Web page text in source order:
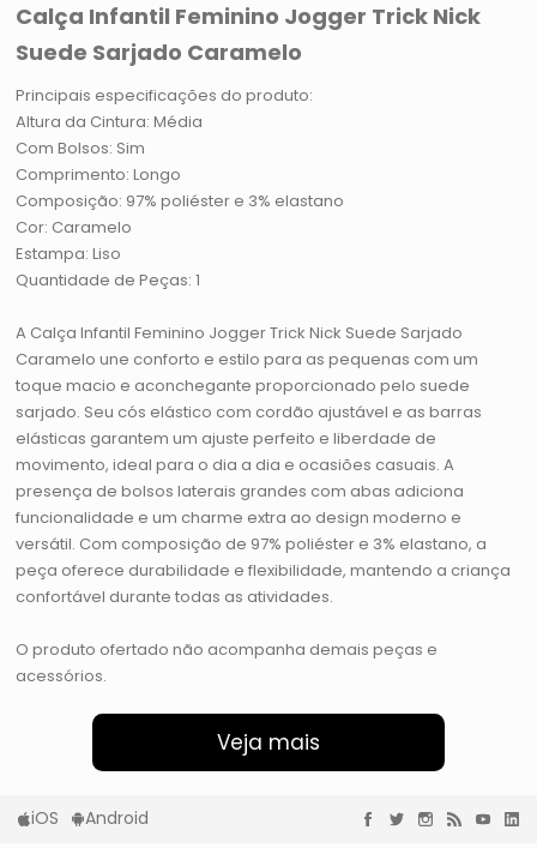
Calça Infantil Feminino Jogger Trick Nick
Suede Sarjado Caramelo
Principais especificações do produto:
Altura da Cintura: Média
Com Bolsos: Sim
Comprimento: Longo
Composição: 97% poliéster e 3% elastano
Cor: Caramelo
Estampa: Liso
Quantidade de Peças: 1
A Calça Infantil Feminino Jogger Trick Nick Suede Sarjado
Caramelo une conforto e estilo para as pequenas com um
toque macio e aconchegante proporcionado pelo suede
sarjado. Seu cós elástico com cordão ajustável e as barras
elásticas garantem um ajuste perfeito e liberdade de
movimento, ideal para o dia a dia e ocasiões casuais. A
presença de bolsos laterais grandes com abas adiciona
funcionalidade e um charme extra ao design moderno e
versátil. Com composição de 97% poliéster e 3% elastano, a
peça oferece durabilidade e flexibilidade, mantendo a criança
confortável durante todas as atividades.
O produto ofertado não acompanha demais peças e
acessórios.
Veja mais
iOS Android